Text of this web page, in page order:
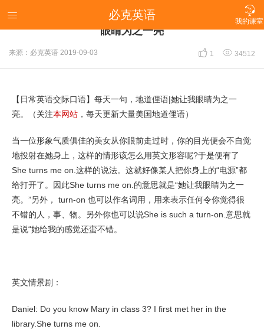

我的课室
 必克英语
【日常英语交际口语】每天一句，地道俚语|她让我
眼睛为之一亮
来源：必克英语 2019-09-03  1  34512
【日常英语交际口语】每天一句，地道俚语|她让我眼睛为之一
亮。（关注本网站 ，每天更新大量美国地道俚语）
当一位形象气质俱佳的美女从你眼前走过时，你的目光便会不自觉
地投射在她身上，这样的情形该怎么用英文形容呢?于是便有了
She turns me on.这样的说法。这就好像某人把你身上的“电源”都
给打开了。因此She turns me on.的意思就是“她让我眼睛为之一
亮。”另外， turn-on 也可以作名词用，用来表示任何令你觉得很
不错的人，事、物。另外你也可以说She is such a turn-on.意思就
是说“她给我的感觉还蛮不错。
英文情景剧：
Daniel: Do you know Mary in class 3? I first met her in the
library.She turns me on.